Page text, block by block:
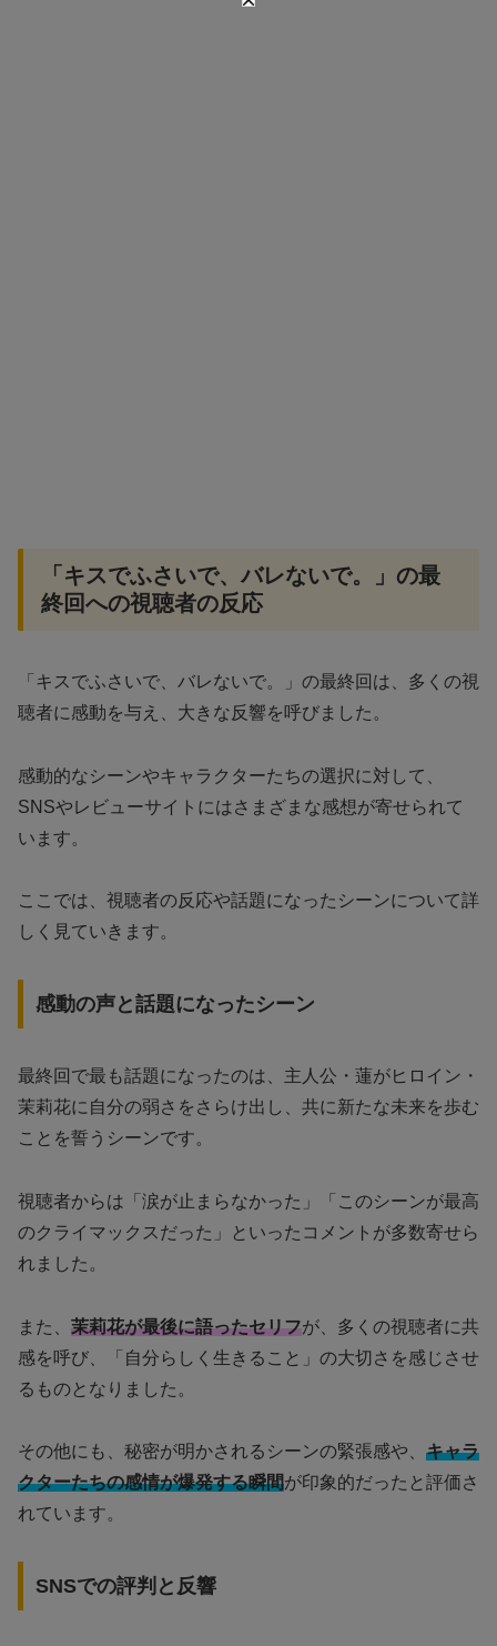
「キスでふさいで、バレないで。」の最
終回への視聴者の反応
「キスでふさいで、バレないで。」の最終回は、多くの視
聴者に感動を与え、大きな反響を呼びました。
感動的なシーンやキャラクターたちの選択に対して、
SNSやレビューサイトにはさまざまな感想が寄せられて
います。
ここでは、視聴者の反応や話題になったシーンについて詳
しく見ていきます。
感動の声と話題になったシーン
最終回で最も話題になったのは、主人公・蓮がヒロイン・
茉莉花に自分の弱さをさらけ出し、共に新たな未来を歩む
ことを誓うシーンです。
視聴者からは「涙が止まらなかった」「このシーンが最高
のクライマックスだった」といったコメントが多数寄せら
れました。
また、 茉莉花が最後に語ったセリフが、多くの視聴者に共
感を呼び、「自分らしく生きること」の大切さを感じさせ
るものとなりました。
その他にも、秘密が明かされるシーンの緊張感や、 キャラ
クターたちの感情が爆発する瞬間が印象的だったと評価さ
れています。
SNSでの評判と反響